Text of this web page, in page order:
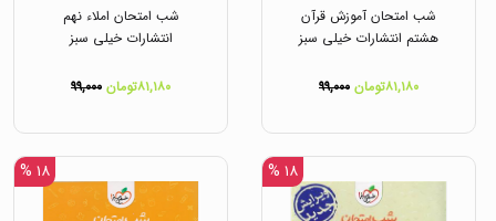
شب امتحان آموزش قرآن
هشتم انتشارات خیلی سبز
۸۱,۱۸۰تومان ۹۹,۰۰۰
شب امتحان املاء نهم
انتشارات خیلی سبز
۸۱,۱۸۰تومان ۹۹,۰۰۰
۱۸ % ۱۸ %